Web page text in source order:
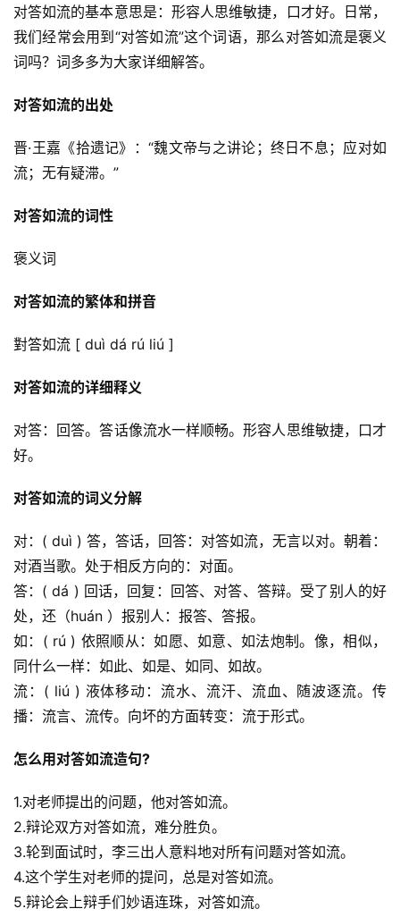
对答如流的基本意思是：形容人思维敏捷，口才好。日常，
我们经常会用到“对答如流”这个词语，那么对答如流是褒义
词吗？词多多为大家详细解答。
对答如流的出处
晋·王嘉《拾遗记》：“魏文帝与之讲论；终日不息；应对如
流；无有疑滞。”
对答如流的词性
褒义词
对答如流的繁体和拼音
對答如流 [ duì dá rú liú ]
对答如流的详细释义
对答：回答。答话像流水一样顺畅。形容人思维敏捷，口才
好。
对答如流的词义分解
对：( duì ) 答，答话，回答：对答如流，无言以对。朝着：
对酒当歌。处于相反方向的：对面。
答：( dá ) 回话，回复：回答、对答、答辩。受了别人的好
处，还（huán ）报别人：报答、答报。
如：( rú ) 依照顺从：如愿、如意、如法炮制。像，相似，
同什么一样：如此、如是、如同、如故。
流：( liú ) 液体移动：流水、流汗、流血、随波逐流。传
播：流言、流传。向坏的方面转变：流于形式。
怎么用对答如流造句?
1.对老师提出的问题，他对答如流。
2.辩论双方对答如流，难分胜负。
3.轮到面试时，李三出人意料地对所有问题对答如流。
4.这个学生对老师的提问，总是对答如流。
5.辩论会上辩手们妙语连珠，对答如流。